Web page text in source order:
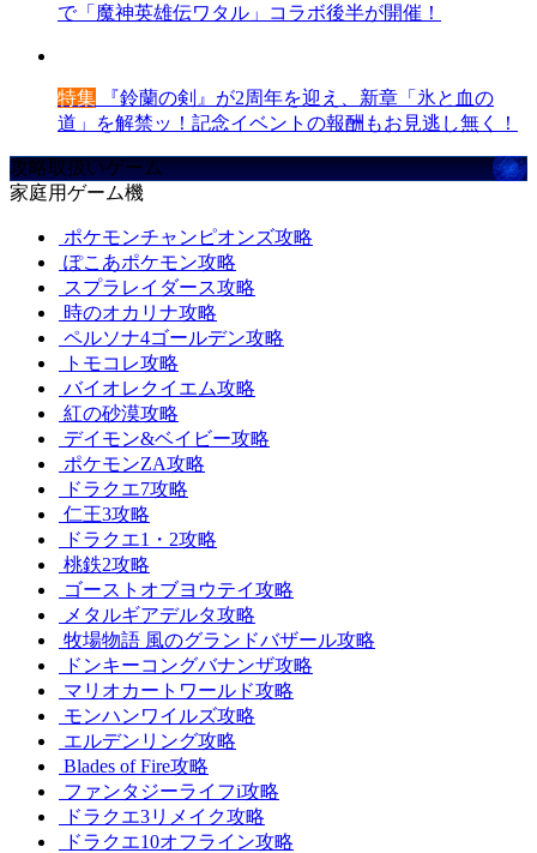
で「魔神英雄伝ワタル」コラボ後半が開催！
特集 『鈴蘭の剣』が2周年を迎え、新章「氷と血の
道」を解禁ッ！記念イベントの報酬もお見逃し無く！
攻略取扱いゲーム
家庭用ゲーム機
ポケモンチャンピオンズ攻略
ぽこあポケモン攻略
スプラレイダース攻略
時のオカリナ攻略
ペルソナ4ゴールデン攻略
トモコレ攻略
バイオレクイエム攻略
紅の砂漠攻略
デイモン&ベイビー攻略
ポケモンZA攻略
ドラクエ7攻略
仁王3攻略
ドラクエ1・2攻略
桃鉄2攻略
ゴーストオブヨウテイ攻略
メタルギアデルタ攻略
牧場物語 風のグランドバザール攻略
ドンキーコングバナンザ攻略
マリオカートワールド攻略
モンハンワイルズ攻略
エルデンリング攻略
Blades of Fire攻略
ファンタジーライフi攻略
ドラクエ3リメイク攻略
ドラクエ10オフライン攻略